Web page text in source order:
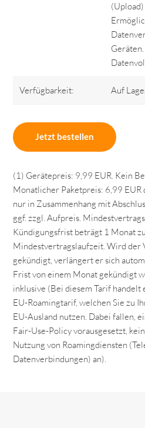
Verfügbarkeit: Auf
Jetzt bestellen
(1) Gerätepreis: 9,99 EUR. Kein
Monatlicher Paketpreis: 6,99
nur in Zusammenhang mit
ggf. zzgl. Aufpreis.
Kündigungsfrist beträgt 1 Monat
Mindestvertragslaufzeit. Wird der
gekündigt, verlängert er sich
Frist von einem Monat gekündigt
inklusive (Bei diesem Tarif
EU-Roamingtarif, welchen Sie zu
EU-Ausland nutzen. Dabei fallen,
Fair-Use-Policy vorausgesetzt,
Nutzung von Roamingdiensten
Datenverbindungen) an).